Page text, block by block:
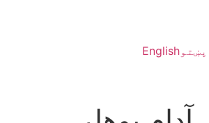
پښتوEnglish